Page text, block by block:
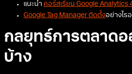
แนะนำ คอร์สเรียน Google Analytics
Google Tag Manager ติดตั้งอย่างไร
กลยุทธ์การตลาดอ
บ้าง